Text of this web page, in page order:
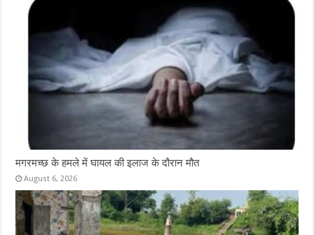
मगरमच्छ के हमले में घायल की इलाज के दौरान मौत
August 6, 2026